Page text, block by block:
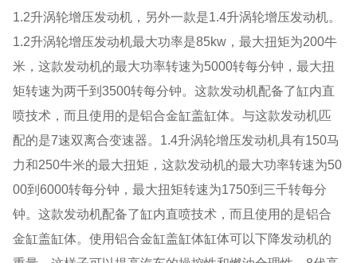
1.2升涡轮增压发动机，另外一款是1.4升涡轮增压发动机。
1.2升涡轮增压发动机最大功率是85kw，最大扭矩为200牛
米，这款发动机的最大功率转速为5000转每分钟，最大扭
矩转速为两千到3500转每分钟。这款发动机配备了缸内直
喷技术，而且使用的是铝合金缸盖缸体。与这款发动机匹
配的是7速双离合变速器。1.4升涡轮增压发动机具有150马
力和250牛米的最大扭矩，这款发动机的最大功率转速为50
00到6000转每分钟，最大扭矩转速为1750到三千转每分
钟。这款发动机配备了缸内直喷技术，而且使用的是铝合
金缸盖缸体。使用铝合金缸盖缸体缸体可以下降发动机的